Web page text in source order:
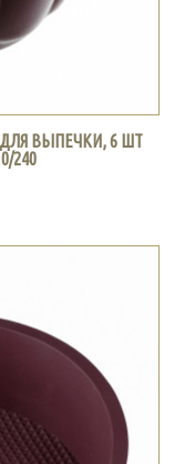
ВЫПЕЧКИ, 6 ШТ
240